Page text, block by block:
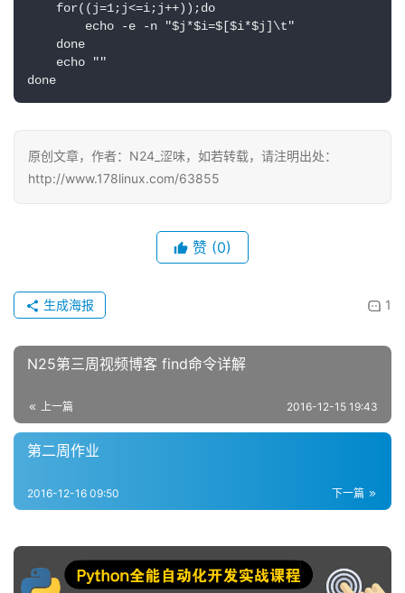
for((j=1;j<=i;j++));do
echo -e -n "$j*$i=$[$i*$j]\t"
done
echo ""
done
原创文章，作者：N24_涩味，如若转载，请注明出处：
http://www.178linux.com/63855
赞 (0)
1
生成海报
N25第三周视频博客 find命令详解
上一篇 2016-12-15 19:43
第二周作业
下一篇
2016-12-16 09:50